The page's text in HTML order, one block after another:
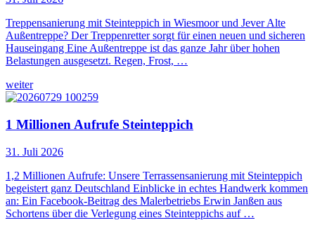
Treppensanierung mit Steinteppich in Wiesmoor und Jever Alte
Außentreppe? Der Treppenretter sorgt für einen neuen und sicheren
Hauseingang Eine Außentreppe ist das ganze Jahr über hohen
Belastungen ausgesetzt. Regen, Frost, …
weiter
1 Millionen Aufrufe Steinteppich
31. Juli 2026
1,2 Millionen Aufrufe: Unsere Terrassensanierung mit Steinteppich
begeistert ganz Deutschland Einblicke in echtes Handwerk kommen
an: Ein Facebook-Beitrag des Malerbetriebs Erwin Janßen aus
Schortens über die Verlegung eines Steinteppichs auf …